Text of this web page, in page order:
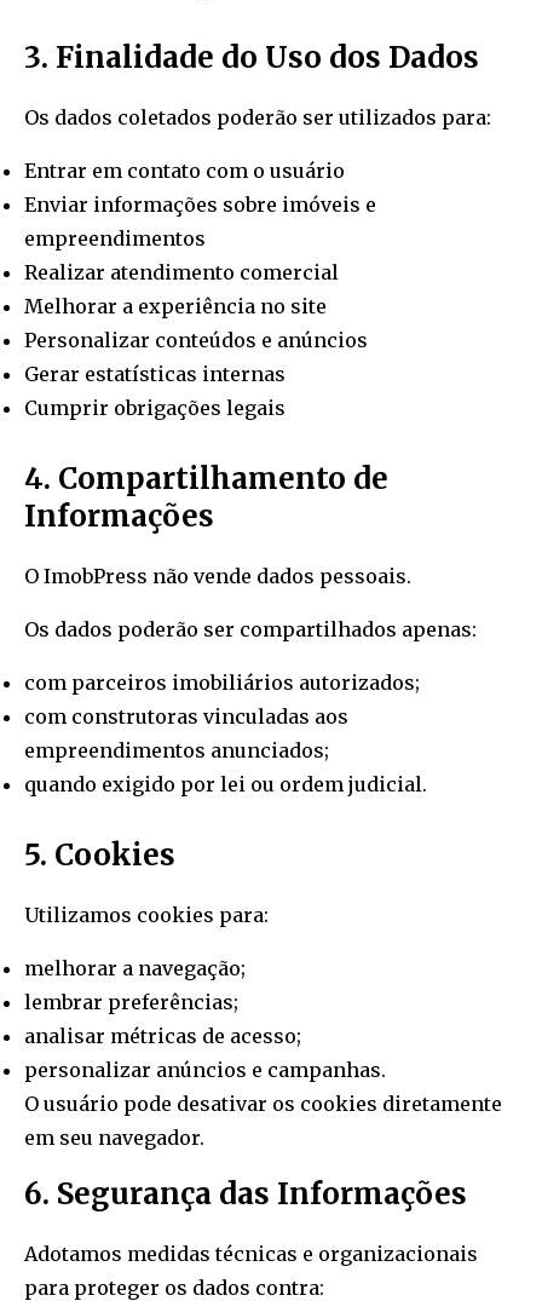
3. Finalidade do Uso dos Dados
Os dados coletados poderão ser utilizados para:
Entrar em contato com o usuário
Enviar informações sobre imóveis e
empreendimentos
Realizar atendimento comercial
Melhorar a experiência no site
Personalizar conteúdos e anúncios
Gerar estatísticas internas
Cumprir obrigações legais
4. Compartilhamento de
Informações
O ImobPress não vende dados pessoais.
Os dados poderão ser compartilhados apenas:
com parceiros imobiliários autorizados;
com construtoras vinculadas aos
empreendimentos anunciados;
quando exigido por lei ou ordem judicial.
5. Cookies
Utilizamos cookies para:
melhorar a navegação;
lembrar preferências;
analisar métricas de acesso;
personalizar anúncios e campanhas.
O usuário pode desativar os cookies diretamente
em seu navegador.
6. Segurança das Informações
Adotamos medidas técnicas e organizacionais
para proteger os dados contra: